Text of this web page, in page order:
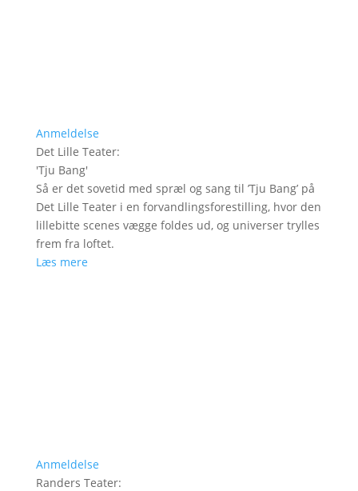
Anmeldelse
Det Lille Teater:
'Tju Bang'
Så er det sovetid med spræl og sang til ’Tju Bang’ på
Det Lille Teater i en forvandlingsforestilling, hvor den
lillebitte scenes vægge foldes ud, og universer trylles
frem fra loftet.
Læs mere
Anmeldelse
Randers Teater: